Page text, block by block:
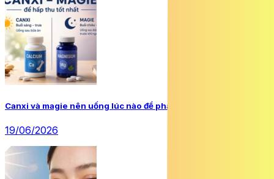
Canxi và magie nên uống lúc nào để phát huy tối đa hiệu quả?
19/06/2026